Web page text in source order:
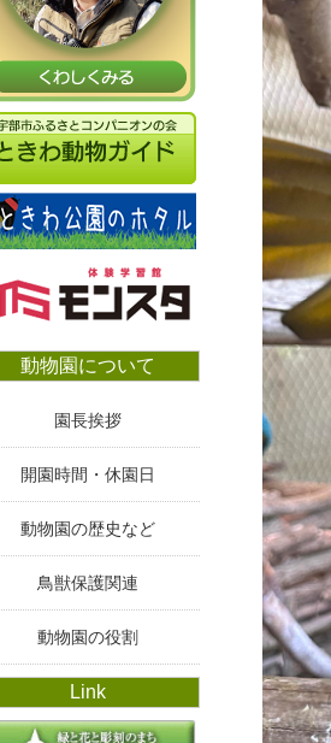
動物園について
園長挨拶
開園時間・休園日
動物園の歴史など
鳥獣保護関連
動物園の役割
Link